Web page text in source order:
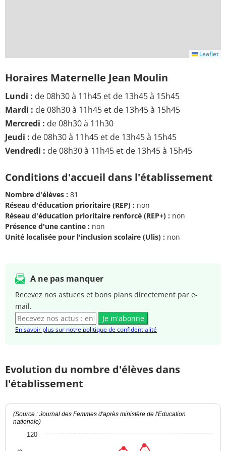
Leaflet
Horaires Maternelle Jean Moulin
Lundi : de 08h30 à 11h45 et de 13h45 à 15h45
Mardi : de 08h30 à 11h45 et de 13h45 à 15h45
Mercredi : de 08h30 à 11h30
Jeudi : de 08h30 à 11h45 et de 13h45 à 15h45
Vendredi : de 08h30 à 11h45 et de 13h45 à 15h45
Conditions d'accueil dans l'établissement
Nombre d'élèves : 81
Réseau d'éducation prioritaire (REP) : non
Réseau d'éducation prioritaire renforcé (REP+) : non
Présence d'une cantine : non
Unité localisée pour l'inclusion scolaire (Ulis) : non
A ne pas manquer
Recevez nos astuces et bons plans directement par e-
mail.
Je m'abonne
En savoir plus sur notre politique de confidentialité
Evolution du nombre d'élèves dans
l'établissement
(Source : Journal des Femmes d'après ministère de l'Education
nationale)
120